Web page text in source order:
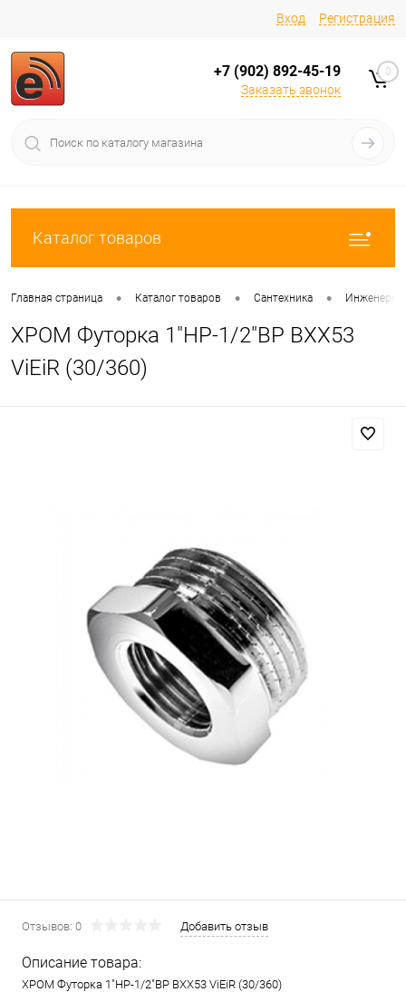
Вход Регистрация
+7 (902) 892-45-19
Заказать звонок
0
Каталог товаров
Главная страница • Каталог товаров • Сантехника •
ХРОМ Футорка 1"НР-1/2"ВР BXX53
ViEiR (30/360)
Отзывов: 0 Добавить отзыв
Описание товара:
ХРОМ Футорка 1"НР-1/2"ВР BXX53 ViEiR (30/360)